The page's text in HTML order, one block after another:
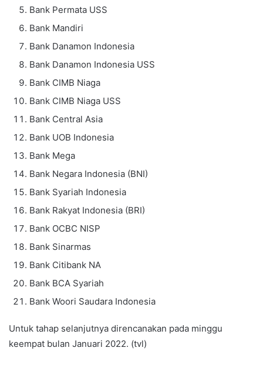
Bank Permata USS
Bank Mandiri
Bank Danamon Indonesia
Bank Danamon Indonesia USS
Bank CIMB Niaga
Bank CIMB Niaga USS
Bank Central Asia
Bank UOB Indonesia
Bank Mega
Bank Negara Indonesia (BNI)
Bank Syariah Indonesia
Bank Rakyat Indonesia (BRI)
Bank OCBC NISP
Bank Sinarmas
Bank Citibank NA
Bank BCA Syariah
Bank Woori Saudara Indonesia
Untuk tahap selanjutnya direncanakan pada minggu
keempat bulan Januari 2022. (tvl)